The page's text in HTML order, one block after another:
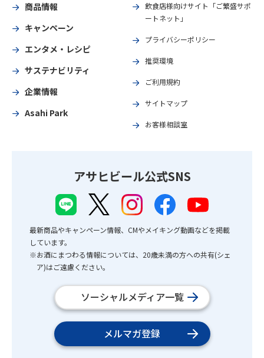
商品情報
キャンペーン
エンタメ・レシピ
サステナビリティ
企業情報
Asahi Park
飲食店様向けサイト「ご繁盛サポ
ートネット」
プライバシーポリシー
推奨環境
ご利用規約
サイトマップ
お客様相談室
アサヒビール公式SNS
最新商品やキャンペーン情報、CMやメイキング動画などを掲載
しています。
※お酒にまつわる情報については、20歳未満の方への共有(シェ
ア)はご遠慮ください。
ソーシャルメディア一覧
メルマガ登録